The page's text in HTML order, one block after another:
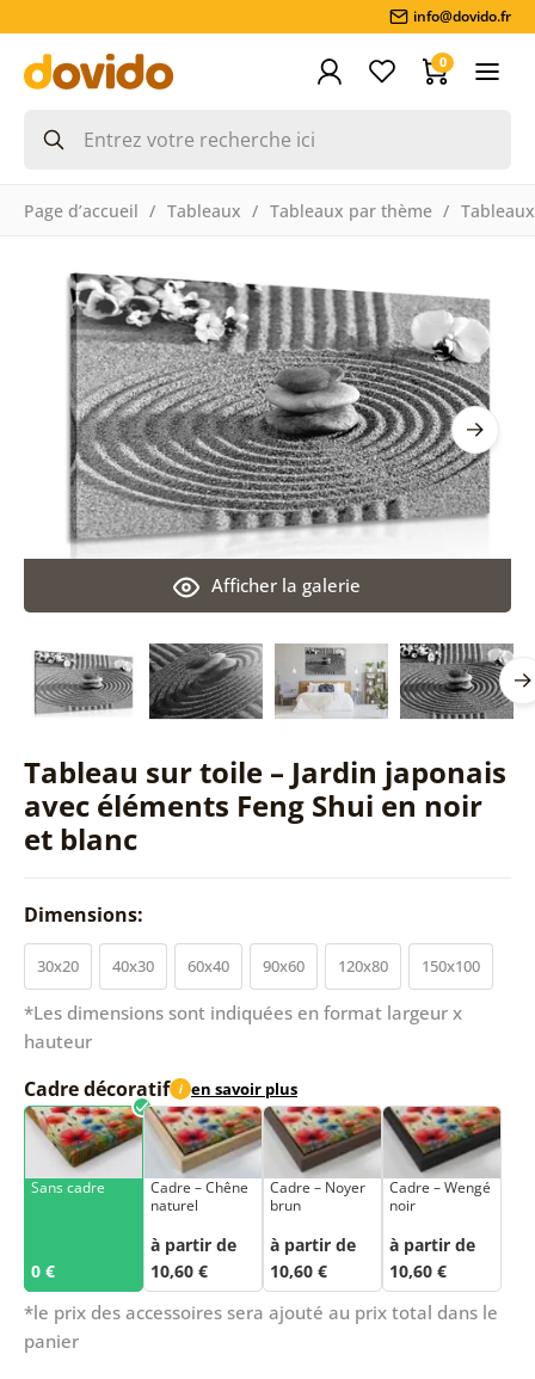
info@dovido.fr
0
Page d’accueil Tableaux Tableaux par thème
Tableau sur toile – Jardin japonais
avec éléments Feng Shui en noir
et blanc
Afficher la galerie
Dimensions:
30x20 40x30 60x40 90x60 120x80 150x100
*Les dimensions sont indiquées en format largeur x
hauteur
Cadre décoratif i en savoir plus
Sans cadre
0 €
Cadre – Chêne
naturel
à partir de
10,60 €
Cadre – Noyer
brun
à partir de
10,60 €
Cadre – Wengé
noir
à partir de
10,60 €
*le prix des accessoires sera ajouté au prix total dans le
panier